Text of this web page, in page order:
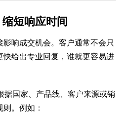
短响应时间
响成交机会。客户通常不会只
快给出专业回复，谁就更容易进
据国家、产品线、客户来源或销
。例如：